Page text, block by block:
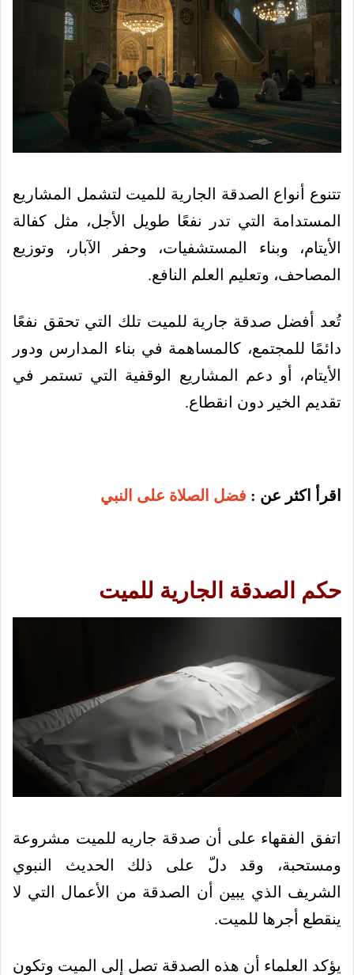
تتنوع أنواع الصدقة الجارية للميت لتشمل المشاريع
المستدامة التي تدر نفعًا طويل الأجل، مثل كفالة
الأيتام، وبناء المستشفيات، وحفر الآبار، وتوزيع
المصاحف، وتعليم العلم النافع.
تُعد أفضل صدقة جارية للميت تلك التي تحقق نفعًا
دائمًا للمجتمع، كالمساهمة في بناء المدارس ودور
الأيتام، أو دعم المشاريع الوقفية التي تستمر في
تقديم الخير دون انقطاع.
اقرأ اكثر عن : فضل الصلاة على النبي
حكم الصدقة الجارية للميت
اتفق الفقهاء على أن صدقة جاريه للميت مشروعة
ومستحبة، وقد دلّ على ذلك الحديث النبوي
الشريف الذي يبين أن الصدقة من الأعمال التي لا
ينقطع أجرها للميت.
يؤكد العلماء أن هذه الصدقة تصل إلى الميت وتكون